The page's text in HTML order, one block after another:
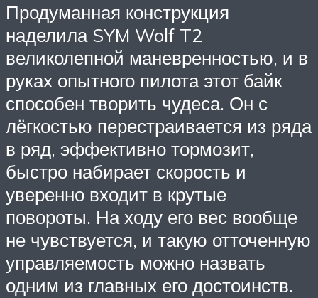
Продуманная конструкция
наделила SYM Wolf T2
великолепной маневренностью, и в
руках опытного пилота этот байк
способен творить чудеса. Он с
лёгкостью перестраивается из ряда
в ряд, эффективно тормозит,
быстро набирает скорость и
уверенно входит в крутые
повороты. На ходу его вес вообще
не чувствуется, и такую отточенную
управляемость можно назвать
одним из главных его достоинств.